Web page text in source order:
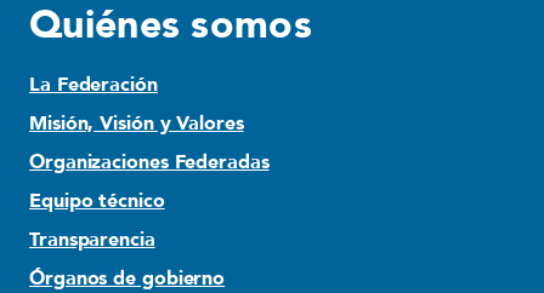
Quiénes somos
La Federación
Misión, Visión y Valores
Organizaciones Federadas
Equipo técnico
Transparencia
Órganos de gobierno